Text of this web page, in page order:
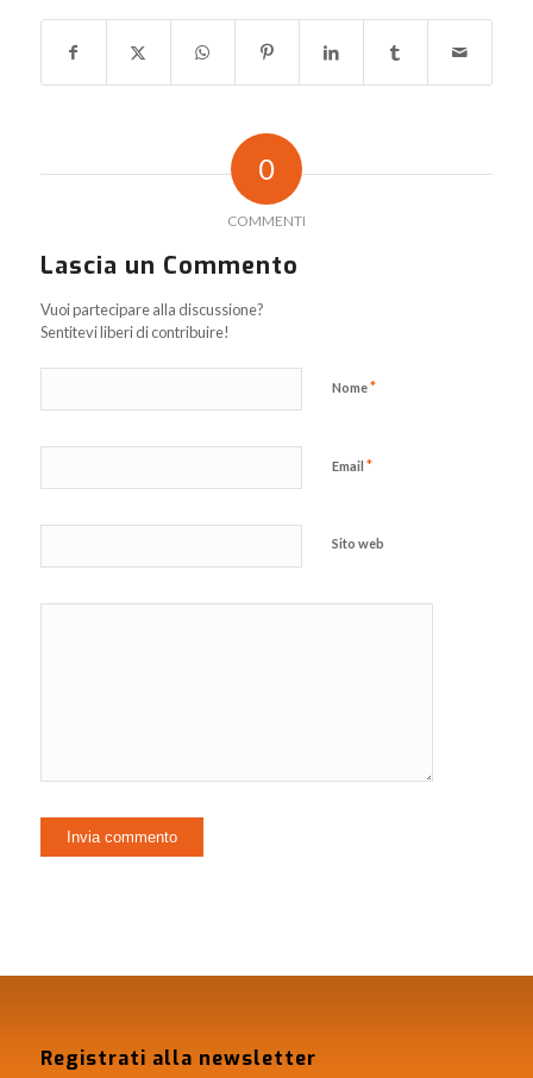
0
COMMENTI
Lascia un Commento
Vuoi partecipare alla discussione?
Sentitevi liberi di contribuire!
Nome*
Email *
Sito web
Registrati alla newsletter